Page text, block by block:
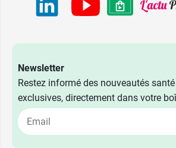
Newsletter
Restez informé des nouveautés
exclusives, directement dans votre